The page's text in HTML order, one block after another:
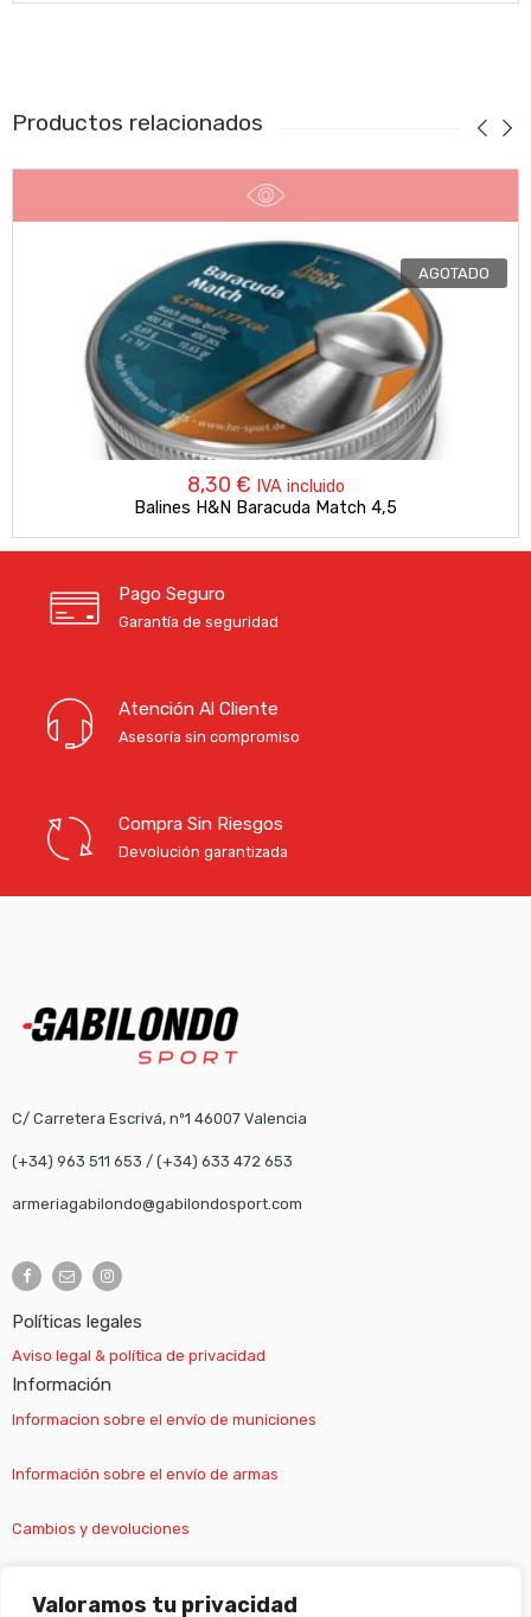
Valoramos tu privacidad
Productos relacionados
AGOTADO
8,30 € IVA incluido
Balines H&N Baracuda Match 4,5
Pago Seguro
Garantía de seguridad
Atención Al Cliente
Asesoría sin compromiso
Compra Sin Riesgos
Devolución garantizada
C/ Carretera Escrivá, nº1 46007 Valencia
(+34) 963 511 653 / (+34) 633 472 653
armeriagabilondo@gabilondosport.com
Políticas legales
Aviso legal & política de privacidad
Información
Informacion sobre el envío de municiones
Información sobre el envío de armas
Cambios y devoluciones
Suscripción newsletter